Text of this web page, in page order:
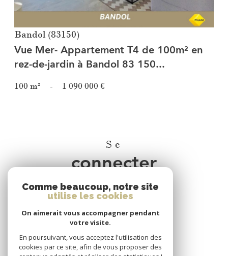
Bandol (83150)
Vue Mer- Appartement T4 de 100m² en
rez-de-jardin à Bandol 83 150...
100 m² - 1 090 000 €
Se
connecter
espace propriétaire
Nous
adhérons
Comme beaucoup, notre site
utilise les cookies
On aimerait vous accompagner pendant
votre visite.
En poursuivant, vous acceptez l'utilisation des
cookies par ce site, afin de vous proposer des